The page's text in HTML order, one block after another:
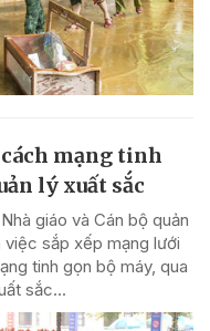
cách mạng tinh
lý xuất sắc
giáo và Cán bộ quản
sắp xếp mạng lưới
tinh gọn bộ máy, qua
sắc...